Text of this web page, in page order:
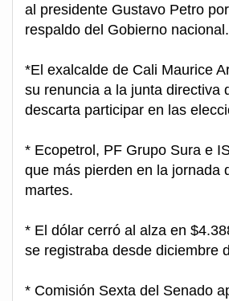
al presidente Gustavo Petro
respaldo del Gobierno nacional.
*El exalcalde de Cali Maurice
su renuncia a la junta directiva
descarta participar en las
* Ecopetrol, PF Grupo Sura e
que más pierden en la jornada
martes.
* El dólar cerró al alza en
se registraba desde diciembre
* Comisión Sexta del Senado